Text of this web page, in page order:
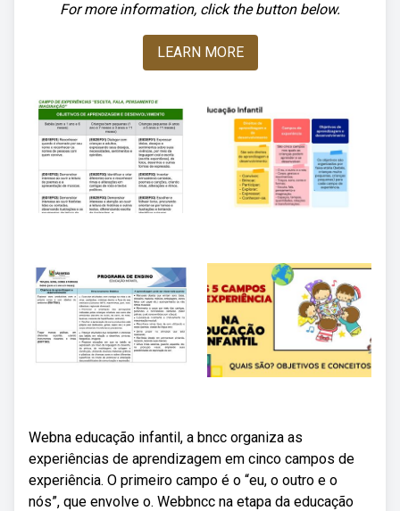
For more information, click the button below.
LEARN MORE
Webna educação infantil, a bncc organiza as
experiências de aprendizagem em cinco campos de
experiência. O primeiro campo é o “eu, o outro e o
nós”, que envolve o. Webbncc na etapa da educação